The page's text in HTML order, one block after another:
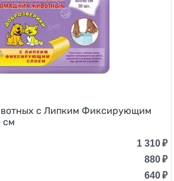
с Липким Фиксирующим
см
1 310₽
880₽
640₽